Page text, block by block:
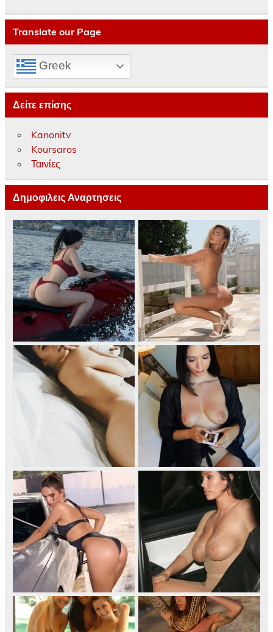
Translate our Page
Greek
Δείτε επίσης
Kanonitv
Koursaros
Ταινίες
Δημοφιλεις Αναρτησεις